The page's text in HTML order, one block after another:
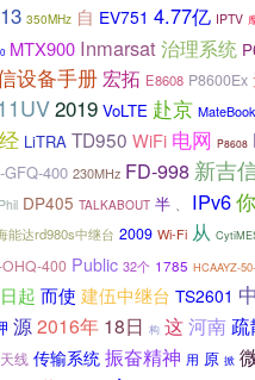
350MHz 自 EV751 4.77亿 IPTV
MTX900 Inmarsat治理系统
设备手册宏拓 E8608 P8600Ex
2019 VoLTE 赴京 MateBook
经 LiTRA TD950 WiFi 电网 P8608
GFQ-400 230MHz FD-998 新吉
Phil DP405 TALKABOUT 半 、 IPv6你
能达rd980s中继台 2009 Wi-Fi 从
400 Public 32个 1785 HCAAYZ-
起 而使 建伍中继台 TS2601
源2016年 18日 构 这河南疏
线 传输系统 振奋精神 用 原 掀